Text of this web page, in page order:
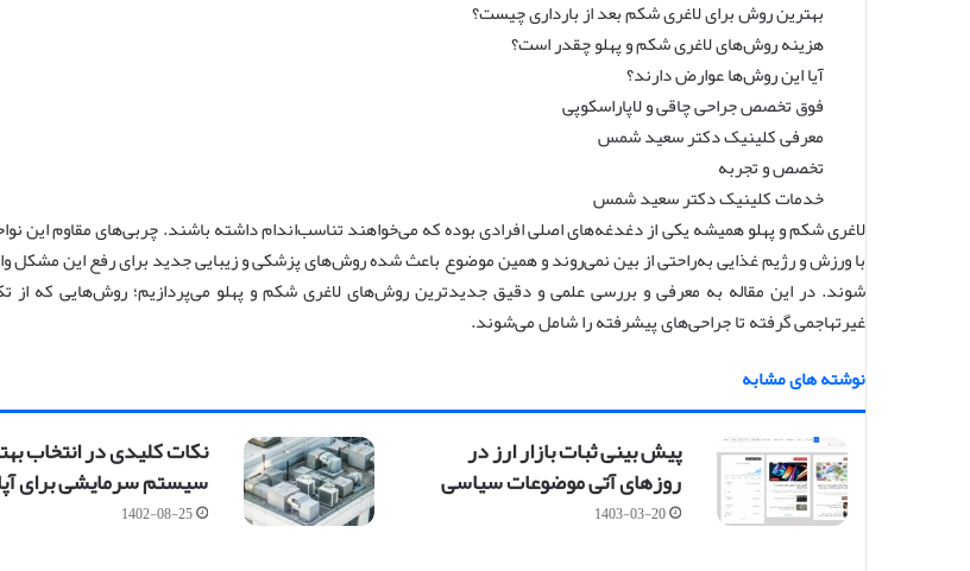
بهترین روش برای لاغری شکم بعد از بارداری چیست؟
هزینه روش‌های لاغری شکم و پهلو چقدر است؟
آیا این روش‌ها عوارض دارند؟
فوق تخصص جراحی چاقی و لاپاراسکوپی
معرفی کلینیک دکتر سعید شمس
تخصص و تجربه
خدمات کلینیک دکتر سعید شمس
لاغری شکم و پهلو همیشه یکی از دغدغه‌های اصلی افرادی بوده که می‌خواهند تناسب‌اندام داشته باشند. چربی‌های مقاوم این
با ورزش و رژیم غذایی به‌راحتی از بین نمی‌روند و همین موضوع باعث شده روش‌های پزشکی و زیبایی جدید برای رفع این مشکل
شوند. در این مقاله به معرفی و بررسی علمی و دقیق جدیدترین روش‌های لاغری شکم و پهلو می‌پردازیم؛ روش‌هایی که از
غیرتهاجمی گرفته تا جراحی‌های پیشرفته را شامل می‌شوند.
نوشته های مشابه
پیش بینی ثبات بازار ارز در
روزهای آتی موضوعات سیاسی
1403-03-20
نکات کلیدی در انتخاب
سیستم سرمایشی برای
1402-08-25